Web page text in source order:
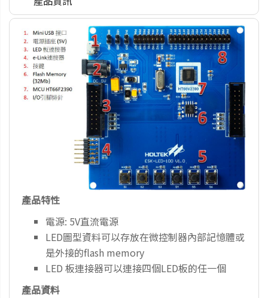
產品特性
電源: 5V直流電源
LED圖型資料可以存放在微控制器內部記憶體或
是外接的flash memory
LED 板連接器可以連接四個LED板的任一個
產品資料